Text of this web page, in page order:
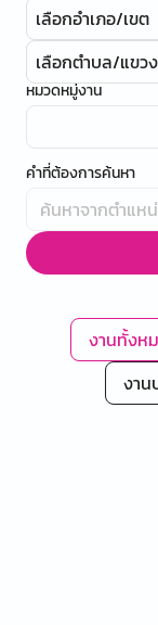
เลือกอำเภอ/เขต
เลือกตำบล/แขวง
หมวดหมู่งาน
คำที่ต้องการค้นหา
งานทั้งห
งาน